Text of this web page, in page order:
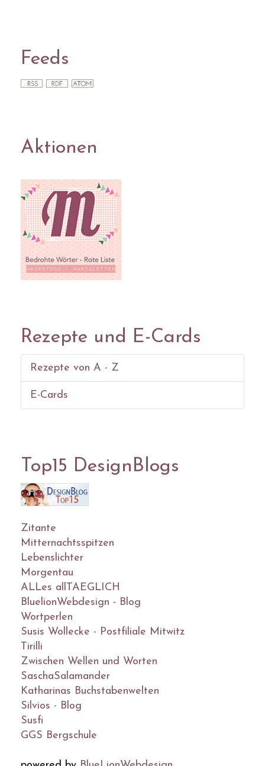
Feeds
Aktionen
Rezepte und E-Cards
Rezepte von A - Z
E-Cards
Top15 DesignBlogs
Zitante
Mitternachtsspitzen
Lebenslichter
Morgentau
ALLes allTAEGLICH
BluelionWebdesign - Blog
Wortperlen
Susis Wollecke - Postfiliale Mitwitz
Tirilli
Zwischen Wellen und Worten
SaschaSalamander
Katharinas Buchstabenwelten
Silvios - Blog
Susfi
GGS Bergschule